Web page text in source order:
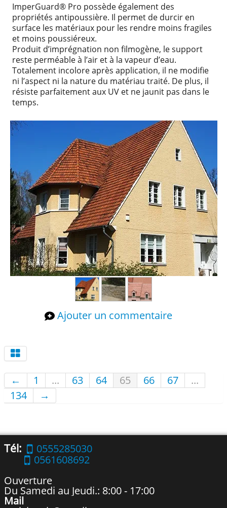
ImperGuard® Pro possède également des
propriétés antipoussière. Il permet de durcir en
surface les matériaux pour les rendre moins fragiles
et moins poussiéreux.
Produit d’imprégnation non filmogène, le support
reste perméable à l’air et à la vapeur d’eau.
Totalement incolore après application, il ne modifie
ni l’aspect ni la nature du matériau traité. De plus, il
résiste parfaitement aux UV et ne jaunit pas dans le
temps.
Ajouter un commentaire
← 1 ... 63 64 65 66 67
...
134
→
Tél:
0555285030
0561608692
Ouverture
Du Samedi au Jeudi.: 8:00 - 17:00
Mail